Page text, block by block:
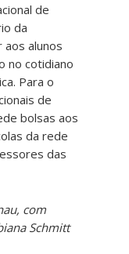
de
da
aos alunos
no cotidiano
Para o
de
bolsas aos
da rede
das
com
Schmitt